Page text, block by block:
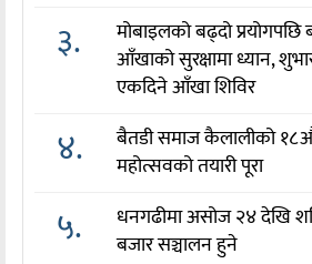
३.
मोबाइलको बढ्दो
आँखाको सुरक्षामा ध्यान,
एकदिने आँखा शिविर
४.
बैतडी समाज कैलालीको
महोत्सवको तयारी पूरा
५.
धनगढीमा असोज २४ देखि
बजार सञ्चालन हुने